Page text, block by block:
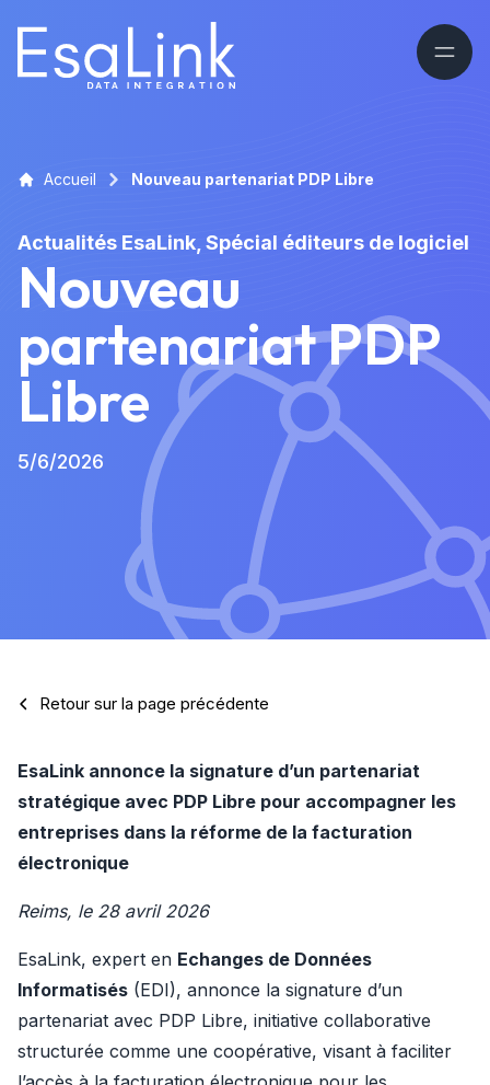
Accueil Nouveau partenariat PDP Libre
Actualités EsaLink, Spécial éditeurs de logiciel
Nouveau
partenariat PDP
Libre
5/6/2026
Retour sur la page précédente
EsaLink annonce la signature d’un partenariat
stratégique avec PDP Libre pour accompagner les
entreprises dans la réforme de la facturation
électronique
Reims, le 28 avril 2026
EsaLink, expert en Echanges de Données
Informatisés (EDI), annonce la signature d’un
partenariat avec PDP Libre, initiative collaborative
structurée comme une coopérative, visant à faciliter